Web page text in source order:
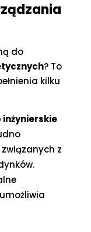
do
? To
kilku
z